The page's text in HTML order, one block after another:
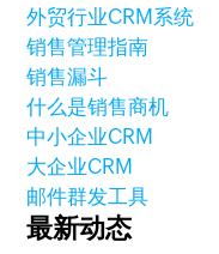
外贸行业CRM系统
销售管理指南
销售漏斗
什么是销售商机
中小企业CRM
大企业CRM
邮件群发工具
最新动态